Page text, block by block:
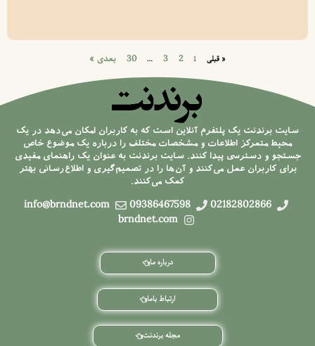
« قبلی 1
2
3
…
30 بعدی »
سایت برندنت یک پلتفرم آنلاین است که به کاربران امکان می‌دهد در یک
محیط متمرکز اطلاعات و مشخصات مختلف را درباره یک موضوع خاص
جستجو و دسترسی پیدا کنند. سایت برندنت به عنوان یک راهنمای مفیدی
برای کاربران عمل می‌کنند و آن‌ها را در تصمیم‌گیری و اطلاع‌رسانی بهتر
کمک می‌کنند.
02182802866
09386467598
info@brndnet.com
brndnet.com
درباره ما
ارتباط باما
مجله برندنت